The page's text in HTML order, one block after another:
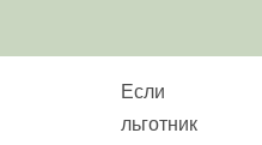
Если
льготник